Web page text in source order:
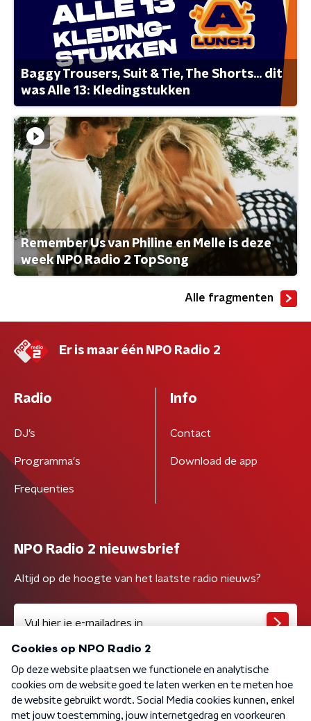
Baggy Trousers, Suit & Tie, The Shorts... dit
was Alle 13: Kledingstukken
Remember Us van Philine en Melle is deze
week NPO Radio 2 TopSong
Alle fragmenten
Er is maar één NPO Radio 2
Radio
DJ’s
Programma's
Frequenties
Info
Contact
Download de app
NPO Radio 2 nieuwsbrief
Altijd op de hoogte van het laatste radio nieuws?
Algemene voorwaarden